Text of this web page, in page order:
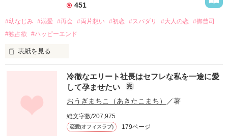
451
#幼なじみ #溺愛 #再会 #両片想い #初恋 #スパダリ #大人の恋 #御曹司
#独占欲
#ハッピーエンド
表紙を見る
幼なじみの哲平に淡い恋心を抱いていた美桜。
しかし、ある出来事をきっかけに二人の関係は壊れてしまう。
関係修復もできないまま、美桜は両親の離婚によって
引っ越すことになり、哲平とも離れ離れになった。
冷徹なエリート社長はセフレな私を一途に愛
して孕ませたい
完
おうぎまちこ（あきたこまち） ／著
総文字数/207,975
恋愛(オフィスラブ) 179ページ